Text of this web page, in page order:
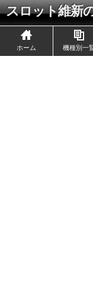
スロット維新
ホーム 機種別一